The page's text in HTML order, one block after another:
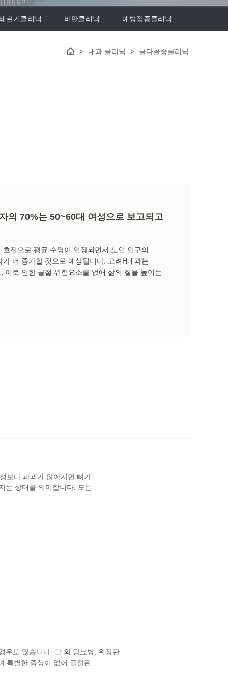
르기클리닉 비만클리닉 예방접종클리닉
> 내과 클리닉 > 골다골증클리닉
의 70%는 50~60대 여성으로 보고되고
전으로 평균 수명이 연장되면서 노인 인구의
더 증가할 것으로 예상됩니다. 고려H내과는
이로 인한 골절 위험요소를 없애 삶의 질을 높이는
보다 파괴가 많아지면 뼈가
는 상태를 의미합니다. 모든
우도 많습니다. 그 외 당뇨병, 위장관
특별한 증상이 없어 골절된